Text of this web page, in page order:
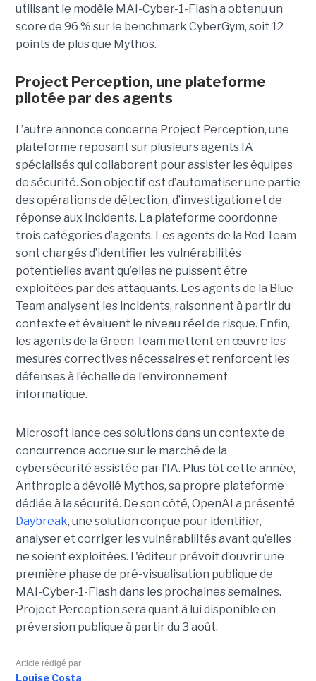
utilisant le modèle MAI-Cyber-1-Flash a obtenu un
score de 96 % sur le benchmark CyberGym, soit 12
points de plus que Mythos.
Project Perception, une plateforme
pilotée par des agents
L’autre annonce concerne Project Perception, une
plateforme reposant sur plusieurs agents IA
spécialisés qui collaborent pour assister les équipes
de sécurité. Son objectif est d’automatiser une partie
des opérations de détection, d’investigation et de
réponse aux incidents. La plateforme coordonne
trois catégories d’agents. Les agents de la Red Team
sont chargés d’identifier les vulnérabilités
potentielles avant qu’elles ne puissent être
exploitées par des attaquants. Les agents de la Blue
Team analysent les incidents, raisonnent à partir du
contexte et évaluent le niveau réel de risque. Enfin,
les agents de la Green Team mettent en œuvre les
mesures correctives nécessaires et renforcent les
défenses à l’échelle de l’environnement
informatique.
Microsoft lance ces solutions dans un contexte de
concurrence accrue sur le marché de la
cybersécurité assistée par l’IA. Plus tôt cette année,
Anthropic a dévoilé Mythos, sa propre plateforme
dédiée à la sécurité. De son côté, OpenAI a présenté
Daybreak, une solution conçue pour identifier,
analyser et corriger les vulnérabilités avant qu’elles
ne soient exploitées. L'éditeur prévoit d’ouvrir une
première phase de pré-visualisation publique de
MAI-Cyber-1-Flash dans les prochaines semaines.
Project Perception sera quant à lui disponible en
préversion publique à partir du 3 août.
Article rédigé par
Louise Costa